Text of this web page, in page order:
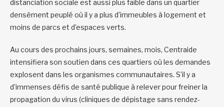
distanciation sociale est aussi plus faible dans un quartier
densément peuplé où il y a plus d’immeubles à logement et
moins de parcs et d’espaces verts.
Au cours des prochains jours, semaines, mois, Centraide
intensifiera son soutien dans ces quartiers où les demandes
explosent dans les organismes communautaires. S’il y a
d’immenses défis de santé publique à relever pour freiner la
propagation du virus (cliniques de dépistage sans rendez-